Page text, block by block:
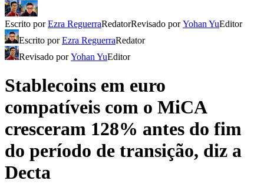
Escrito porEzra ReguerraRedatorRevisado porYohan YuEditor
Escrito porEzra ReguerraRedator
Revisado porYohan YuEditor
Stablecoins em euro
compatíveis com o MiCA
cresceram 128% antes do fim
do período de transição, diz a
Decta